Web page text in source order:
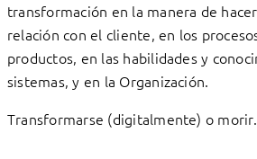
transformación en la manera de
relación con el cliente, en los
productos, en las habilidades y
sistemas, y en la Organización.
Transformarse (digitalmente) o morir.